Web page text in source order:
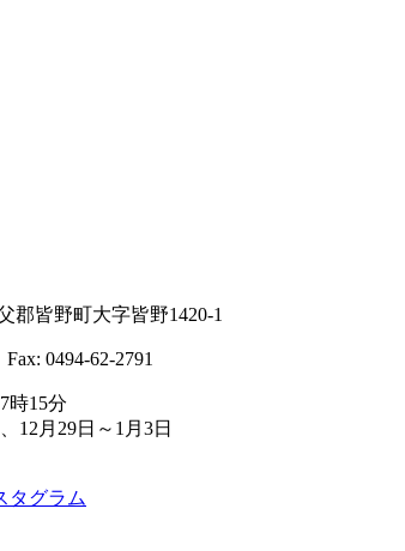
郡皆野町 大字皆野1420-1
0494-62-2791
時15分
12月29日～1月3日
タグラム